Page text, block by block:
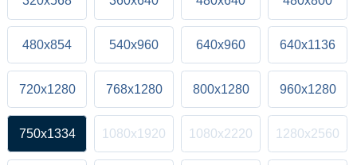
480x854 540x960 640x960 640x1136
720x1280 768x1280 800x1280 960x1280
750x1334 1080x1920 1080x2220 1280x2560